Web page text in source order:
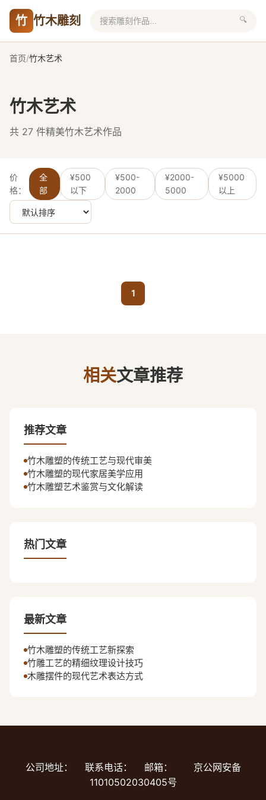
竹 竹木雕刻 🔍
首页/竹木艺术
竹木艺术
共 27 件精美竹木艺术作品
价
格：
全
部
¥500
以下
¥500-
2000
¥2000-
5000
¥5000
以上
1
相关文章推荐
推荐文章
竹木雕塑的传统工艺与现代审美
竹木雕塑的现代家居美学应用
竹木雕塑艺术鉴赏与文化解读
热门文章
最新文章
竹木雕塑的传统工艺新探索
竹雕工艺的精细纹理设计技巧
木雕摆件的现代艺术表达方式
公司地址： 联系电话： 邮箱：
京公网安备
11010502030405号